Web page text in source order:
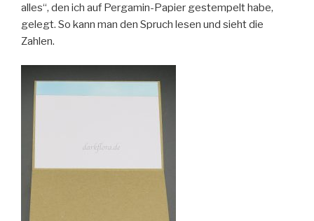
alles“, den ich auf Pergamin-Papier gestempelt habe,
gelegt. So kann man den Spruch lesen und sieht die
Zahlen.